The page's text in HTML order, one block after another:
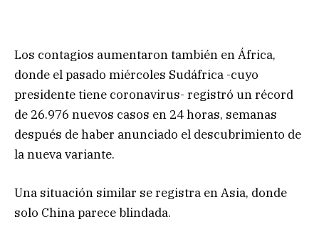
Los contagios aumentaron también en África,
donde el pasado miércoles Sudáfrica -cuyo
presidente tiene coronavirus- registró un récord
de 26.976 nuevos casos en 24 horas, semanas
después de haber anunciado el descubrimiento de
la nueva variante.
Una situación similar se registra en Asia, donde
solo China parece blindada.